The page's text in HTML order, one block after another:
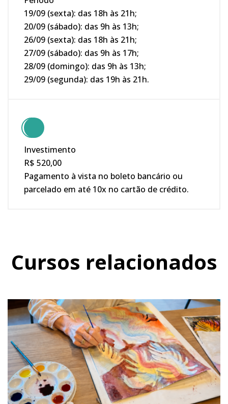
19/09 (sexta): das 18h às 21h;
20/09 (sábado): das 9h às 13h;
26/09 (sexta): das 18h às 21h;
27/09 (sábado): das 9h às 17h;
28/09 (domingo): das 9h às 13h;
29/09 (segunda): das 19h às 21h.
Investimento
R$ 520,00
Pagamento à vista no boleto bancário ou
parcelado em até 10x no cartão de crédito.
Cursos relacionados